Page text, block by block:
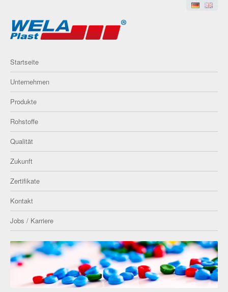
Startseite
Unternehmen
Produkte
Rohstoffe
Qualität
Zukunft
Zertifikate
Kontakt
Jobs / Karriere